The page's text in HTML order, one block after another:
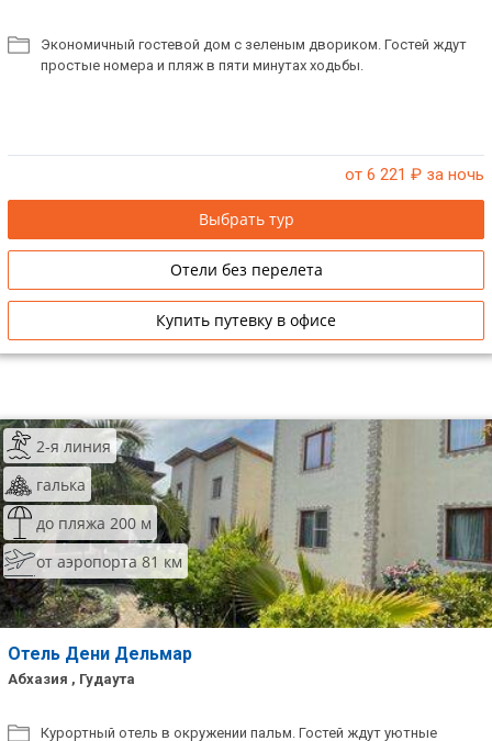
Экономичный гостевой дом с зеленым двориком. Гостей ждут
простые номера и пляж в пяти минутах ходьбы.
от 6 221 ₽ за ночь
Выбрать тур
Отели без перелета
Купить путевку в офисе
2-я линия
галька
до пляжа 200 м
от аэропорта 81 км
Отель Дени Дельмар
Абхазия , Гудаута
Курортный отель в окружении пальм. Гостей ждут уютные